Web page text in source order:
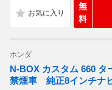
無
料
ホンダ
N-BOX カスタム 660 タ
禁煙車 純正8インチナ